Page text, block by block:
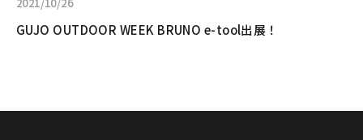
GUJO OUTDOOR WEEK BRUNO e-tool出展！